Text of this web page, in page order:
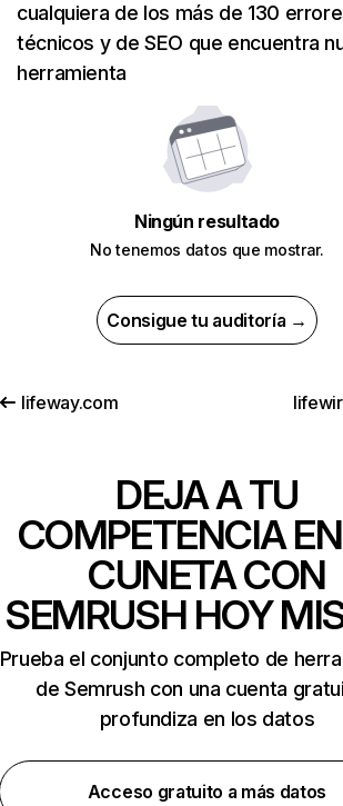
cualquiera de los más de 130
técnicos y de SEO que encuentra
herramienta
Ningún resultado
No tenemos datos que mostrar.
Consigue tu auditoría →
lifeway.com
DEJA A TU
COMPETENCIA
CUNETA CON
SEMRUSH HOY
Prueba el conjunto completo de
de Semrush con una cuenta
profundiza en los datos
Acceso gratuito a más datos